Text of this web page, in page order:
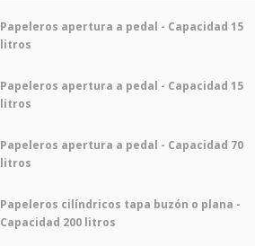
Papeleros apertura a pedal - Capacidad 15
litros
Papeleros apertura a pedal - Capacidad 15
litros
Papeleros apertura a pedal - Capacidad 70
litros
Papeleros cilíndricos tapa buzón o plana -
Capacidad 200 litros